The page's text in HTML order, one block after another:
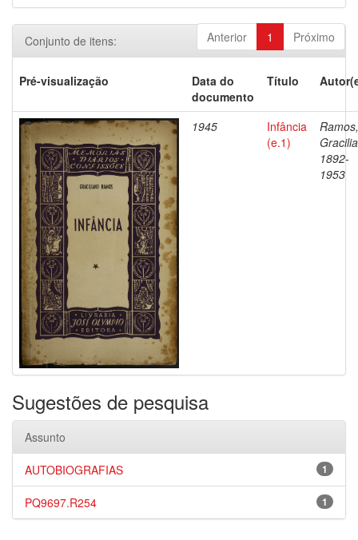
Anterior 1 Próximo
Conjunto de itens:
Pré-visualização
Data do
documento
Título
1945
Infância
(e.1)
Ramos,
1892-
1953
Sugestões de pesquisa
Assunto
1
AUTOBIOGRAFIAS
1
PQ9697.R254